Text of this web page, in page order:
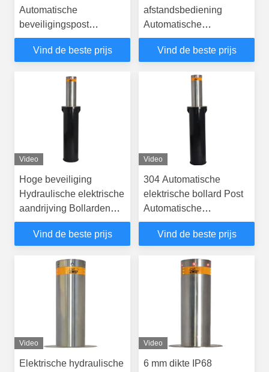
Automatische
beveiligingspost
Automatische
verkeersbollarden
Vind de beste prijs
afstandsbediening
Automatische
parkeerplaats
Automatische
Vind de beste prijs
Video
Hoge beveiliging
Hydraulische elektrische
aandrijving Bollarden
voor
toegangsbeveiliging
Vind de beste prijs
Video
304 Automatische
elektrische bollard Post
Automatische
telescopische bollards
Vind de beste prijs
Video
Elektrische hydraulische
Video
6 mm dikte IP68